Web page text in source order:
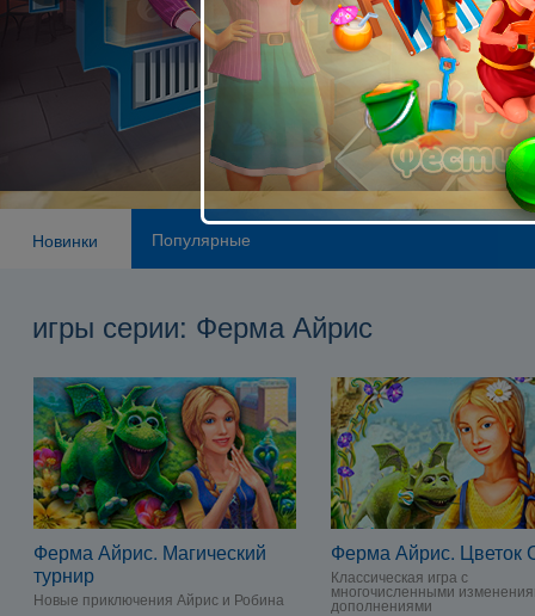
Новинки Популярные
игры серии: Ферма Айрис
Ферма Айрис. Магический
турнир
Новые приключения Айрис и Робина
Ферма Айрис. Цветок
Классическая игра с
многочисленными
дополнениями